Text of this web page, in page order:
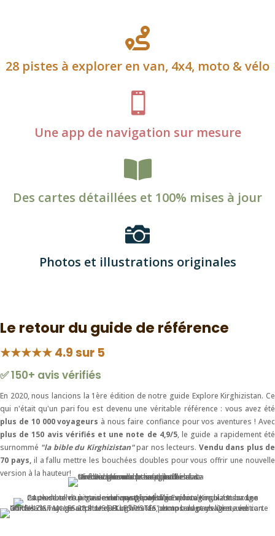

28 pistes à explorer en van, 4x4, moto & vélo

Une app de navigation sur mesure

Des cartes détaillées et 100% mises à jour

Photos et illustrations originales
Le retour du guide de référence
★★★★★ 4.9 sur 5
✅ 150+ avis vérifiés
En 2020, nous lancions la 1ère édition de notre guide Explore Kirghizistan. Ce
qui n'était qu'un pari fou est devenu une véritable référence : vous avez été
plus de 10 000 voyageurs à nous faire confiance pour vos aventures ! Avec
plus de 150 avis vérifiés et une note de 4,9/5, le guide a rapidement été
surnommé "la bible du Kirghizistan"par nos lecteurs. Vendu dans plus de
70 pays,il a fallu mettre les bouchées doubles pour vous offrir une nouvelle
version à la hauteur!